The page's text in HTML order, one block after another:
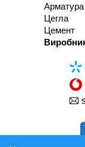
Арматура
Цегла
Цемент